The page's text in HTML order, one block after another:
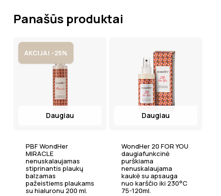
Panašūs produktai
AKCIJA! -25%
Daugiau
PBF WondHer
MIRACLE
nenuskalaujamas
stiprinantis plaukų
balzamas
pažeistiems plaukams
su hialuronu 200 ml.
Daugiau
WondHer 20 FOR YOU
daugiafunkcinė
purškiama
nenuskalaujama
kaukė su apsauga
nuo karščio iki 230°C
75-120ml.